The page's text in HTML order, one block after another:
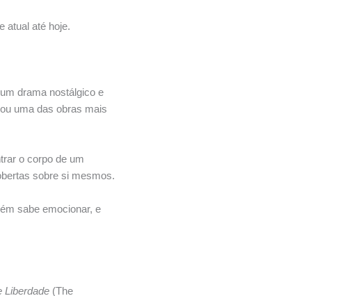
atual até hoje.
drama nostálgico e
uma das obras mais
o corpo de um
sobre si mesmos.
sabe emocionar, e
Liberdade (The